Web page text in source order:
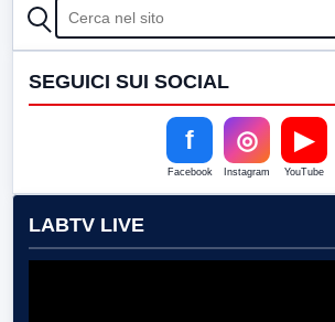
CERCA
SEGUICI SUI SOCIAL
f
Facebook
◎
Instagram
▶
YouTube
LABTV LIVE